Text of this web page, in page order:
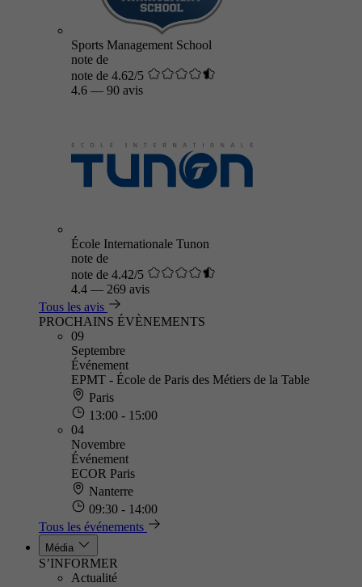
Sports Management School
note de
note de 4.62/5
4.6 — 90 avis
École Internationale Tunon
note de
note de 4.42/5
4.4 — 269 avis
Tous les avis
PROCHAINS ÉVÈNEMENTS
09
Septembre
Événement
EPMT - École de Paris des Métiers de la Table
Paris
13:00 - 15:00
04
Novembre
Événement
ECOR Paris
Nanterre
09:30 - 14:00
Tous les événements
Média
S’INFORMER
Actualité